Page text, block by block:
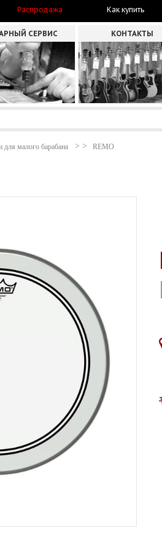
Распродажа Как купить
СЕРВИС КОНТАКТЫ
для малого барабана REMO